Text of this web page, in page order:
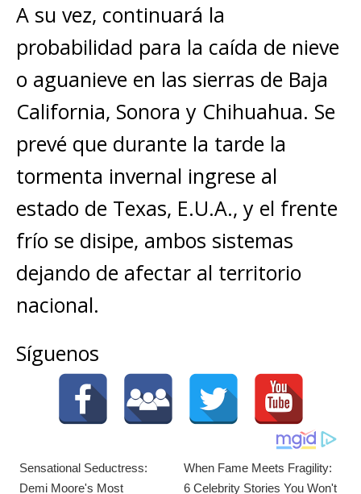
A su vez, continuará la
probabilidad para la caída de nieve
o aguanieve en las sierras de Baja
California, Sonora y Chihuahua. Se
prevé que durante la tarde la
tormenta invernal ingrese al
estado de Texas, E.U.A., y el frente
frío se disipe, ambos sistemas
dejando de afectar al territorio
nacional.
Síguenos